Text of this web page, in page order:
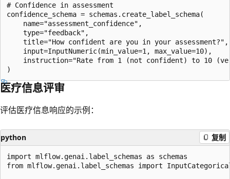
# Confidence in assessment
confidence_schema = schemas.create_label_schema(
    name="assessment_confidence",
    type="feedback",
    title="How confident are you in your assessment?",
    input=InputNumeric(min_value=1, max_value=10),
instruction="Rate from 1 (not confident) to 10
医疗信息评审
评估医疗信息响应的示例：
python 复制
import mlflow.genai.label_schemas as schemas
from mlflow.genai.label_schemas import